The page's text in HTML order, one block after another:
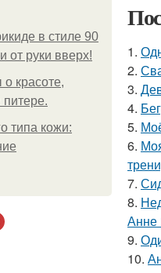
в стиле 90
от руки вверх!
красоте,
питере.
типа кожи:
1.
2.
3.
4.
5.
6.
7.
8.
Анне
9.
10.